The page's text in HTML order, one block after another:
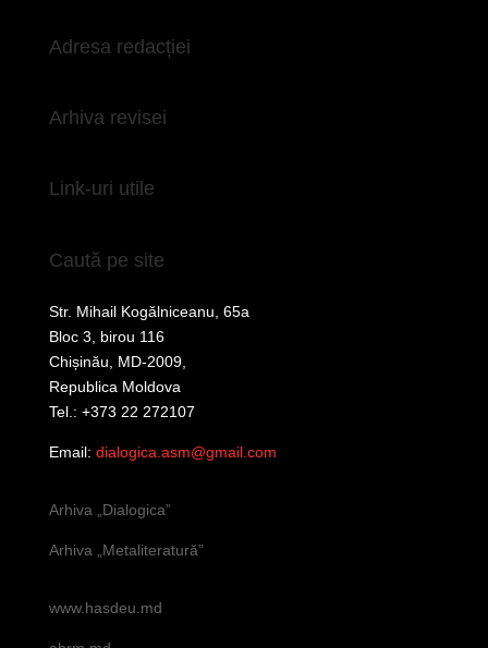
Adresa redacției
Arhiva revisei
Link-uri utile
Caută pe site
Str. Mihail Kogălniceanu, 65a
Bloc 3, birou 116
Chișinău, MD-2009,
Republica Moldova
Tel.: +373 22 272107
Email: dialogica.asm@gmail.com
Arhiva „Dialogica”
Arhiva „Metaliteratură”
www.hasdeu.md